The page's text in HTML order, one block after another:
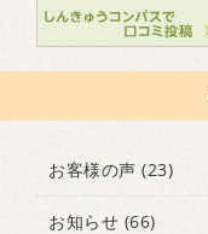
お客様の声 (23)
お知らせ (66)